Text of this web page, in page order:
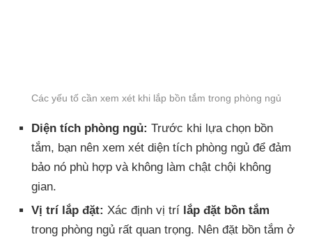
Các yếu tố cần xem xét khi lắp bồn tắm trong phòng ngủ
Diện tích phòng ngủ: Trước khi lựa chọn bồn
tắm, bạn nên xem xét diện tích phòng ngủ để đảm
bảo nó phù hợp và không làm chật chội không
gian.
Vị trí lắp đặt: Xác định vị trí lắp đặt bồn tắm
trong phòng ngủ rất quan trọng. Nên đặt bồn tắm ở